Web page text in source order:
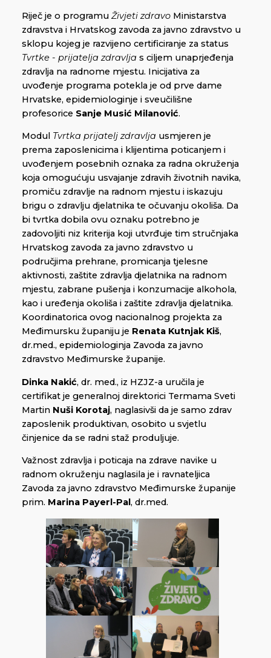
Riječ je o programu Živjeti zdravo Ministarstva
zdravstva i Hrvatskog zavoda za javno zdravstvo u
sklopu kojeg je razvijeno certificiranje za status
Tvrtke - prijatelja zdravlja s ciljem unaprjeđenja
zdravlja na radnome mjestu. Inicijativa za
uvođenje programa potekla je od prve dame
Hrvatske, epidemiologinje i sveučilišne
profesorice Sanje Musić Milanović.
Modul Tvrtka prijatelj zdravlja usmjeren je
prema zaposlenicima i klijentima poticanjem i
uvođenjem posebnih oznaka za radna okruženja
koja omogućuju usvajanje zdravih životnih navika,
promiču zdravlje na radnom mjestu i iskazuju
brigu o zdravlju djelatnika te očuvanju okoliša. Da
bi tvrtka dobila ovu oznaku potrebno je
zadovoljiti niz kriterija koji utvrđuje tim stručnjaka
Hrvatskog zavoda za javno zdravstvo u
područjima prehrane, promicanja tjelesne
aktivnosti, zaštite zdravlja djelatnika na radnom
mjestu, zabrane pušenja i konzumacije alkohola,
kao i uređenja okoliša i zaštite zdravlja djelatnika.
Koordinatorica ovog nacionalnog projekta za
Međimursku županiju je Renata Kutnjak Kiš,
dr.med., epidemiologinja Zavoda za javno
zdravstvo Međimurske županije.
Dinka Nakić, dr. med., iz HZJZ-a uručila je
certifikat je generalnoj direktorici Termama Sveti
Martin Nuši Korotaj, naglasivši da je samo zdrav
zaposlenik produktivan, osobito u svjetlu
činjenice da se radni staž produljuje.
Važnost zdravlja i poticaja na zdrave navike u
radnom okruženju naglasila je i ravnateljica
Zavoda za javno zdravstvo Međimurske županije
prim. Marina Payerl-Pal, dr.med.